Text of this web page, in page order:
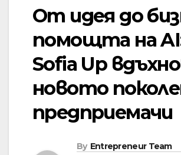
От идея до
помощта на
Sofia Up
новото
предприемачи
By Entrepreneur Team